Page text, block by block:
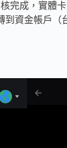
完成，實體
資金帳戶（